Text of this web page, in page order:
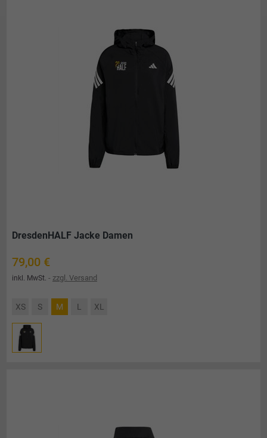
DresdenHALF Jacke Damen
Preis
79,00 €
inkl. MwSt. zzgl. Versand
XS S M L XL